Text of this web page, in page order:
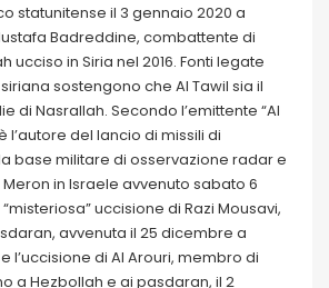
statunitense il 3 gennaio 2020 a
Badreddine, combattente di
ucciso in Siria nel 2016. Fonti legate
sostengono che Al Tawil sia il
di Nasrallah. Secondo l’emittente “Al
l’autore del lancio di missili di
base militare di osservazione radar e
in Israele avvenuto sabato 6
uccisione di Razi Mousavi,
avvenuta il 25 dicembre a
l’uccisione di Al Arouri, membro di
a Hezbollah e ai pasdaran, il 2